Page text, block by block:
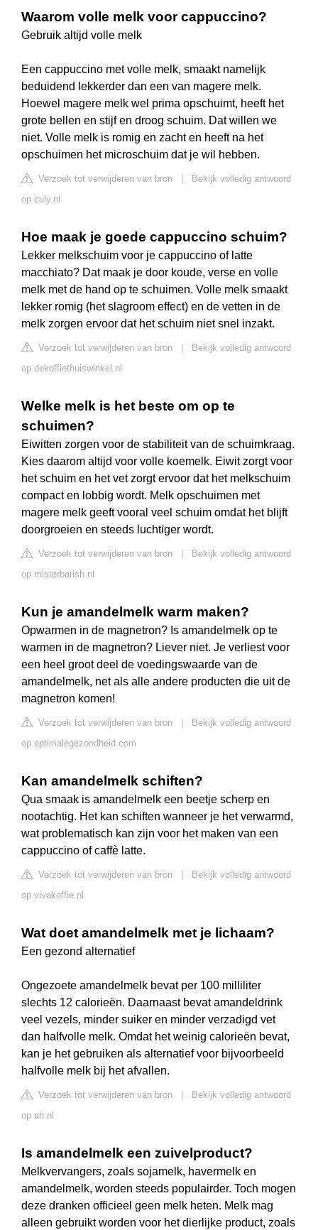
Waarom volle melk voor cappuccino?
Gebruik altijd volle melk
Een cappuccino met volle melk, smaakt namelijk
beduidend lekkerder dan een van magere melk.
Hoewel magere melk wel prima opschuimt, heeft het
grote bellen en stijf en droog schuim. Dat willen we
niet. Volle melk is romig en zacht en heeft na het
opschuimen het microschuim dat je wil hebben.
Verzoek tot verwijderen van bron
Bekijk volledig antwoord
op culy.nl
Hoe maak je goede cappuccino schuim?
Lekker melkschuim voor je cappuccino of latte
macchiato? Dat maak je door koude, verse en volle
melk met de hand op te schuimen. Volle melk smaakt
lekker romig (het slagroom effect) en de vetten in de
melk zorgen ervoor dat het schuim niet snel inzakt.
Verzoek tot verwijderen van bron
Bekijk volledig antwoord
op dekoffiethuiswinkel.nl
Welke melk is het beste om op te
schuimen?
Eiwitten zorgen voor de stabiliteit van de schuimkraag.
Kies daarom altijd voor volle koemelk. Eiwit zorgt voor
het schuim en het vet zorgt ervoor dat het melkschuim
compact en lobbig wordt. Melk opschuimen met
magere melk geeft vooral veel schuim omdat het blijft
doorgroeien en steeds luchtiger wordt.
Verzoek tot verwijderen van bron
Bekijk volledig antwoord
op misterbarish.nl
Kun je amandelmelk warm maken?
Opwarmen in de magnetron? Is amandelmelk op te
warmen in de magnetron? Liever niet. Je verliest voor
een heel groot deel de voedingswaarde van de
amandelmelk, net als alle andere producten die uit de
magnetron komen!
Verzoek tot verwijderen van bron
Bekijk volledig antwoord
op optimalegezondheid.com
Kan amandelmelk schiften?
Qua smaak is amandelmelk een beetje scherp en
nootachtig. Het kan schiften wanneer je het verwarmd,
wat problematisch kan zijn voor het maken van een
cappuccino of caffè latte.
Verzoek tot verwijderen van bron
Bekijk volledig antwoord
op vivakoffie.nl
Wat doet amandelmelk met je lichaam?
Een gezond alternatief
Ongezoete amandelmelk bevat per 100 milliliter
slechts 12 calorieën. Daarnaast bevat amandeldrink
veel vezels, minder suiker en minder verzadigd vet
dan halfvolle melk. Omdat het weinig calorieën bevat,
kan je het gebruiken als alternatief voor bijvoorbeeld
halfvolle melk bij het afvallen.
Verzoek tot verwijderen van bron
Bekijk volledig antwoord
op ah.nl
Is amandelmelk een zuivelproduct?
Melkvervangers, zoals sojamelk, havermelk en
amandelmelk, worden steeds populairder. Toch mogen
deze dranken officieel geen melk heten. Melk mag
alleen gebruikt worden voor het dierlijke product, zoals